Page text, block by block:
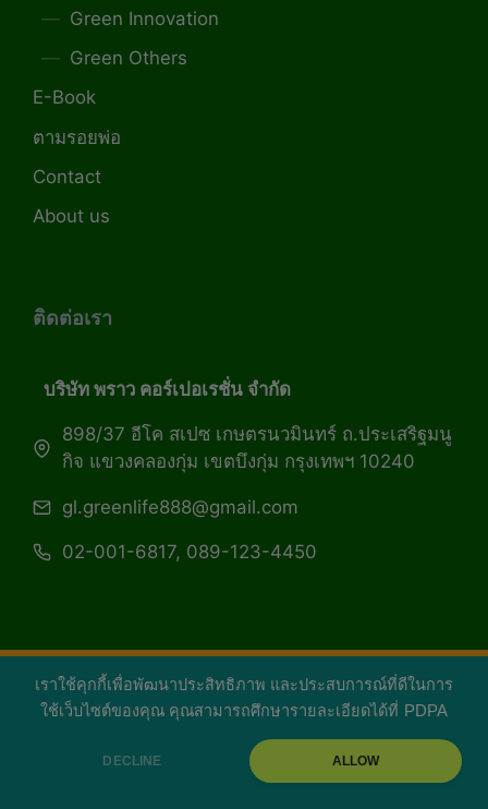
เราใช้คุกกี้เพื่อพัฒนาประสิทธิภาพ และประสบการณ์ที่ดีในการ
ใช้เว็บไซต์ของคุณ คุณสามารถศึกษารายละเอียดได้ที่ PDPA
DECLINE ALLOW
Green Innovation
Green Others
E-Book
ตามรอยพ่อ
Contact
About us
ติดต่อเรา
บริษัท พราว คอร์เปอเรชั่น จำกัด
898/37 อีโค สเปซ เกษตรนวมินทร์ ถ.ประเสริฐมนู
กิจ แขวงคลองกุ่ม เขตบึงกุ่ม กรุงเทพฯ 10240
gl.greenlife888@gmail.com
02-001-6817, 089-123-4450
Copyright 2026 — Green Life Plus mag | กรีน
ไลฟ์พลัส หนังสือมีชีวิต
facebookyoutube